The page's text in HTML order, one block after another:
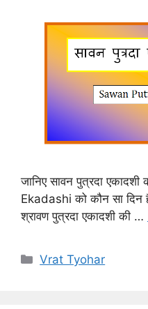
जानिए सावन पुत्रदा
Ekadashi को कौन सा
श्रावण पुत्रदा एकादशी की …
Categories
Vrat Tyohar